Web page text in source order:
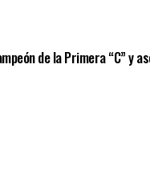
de la Primera “C” y